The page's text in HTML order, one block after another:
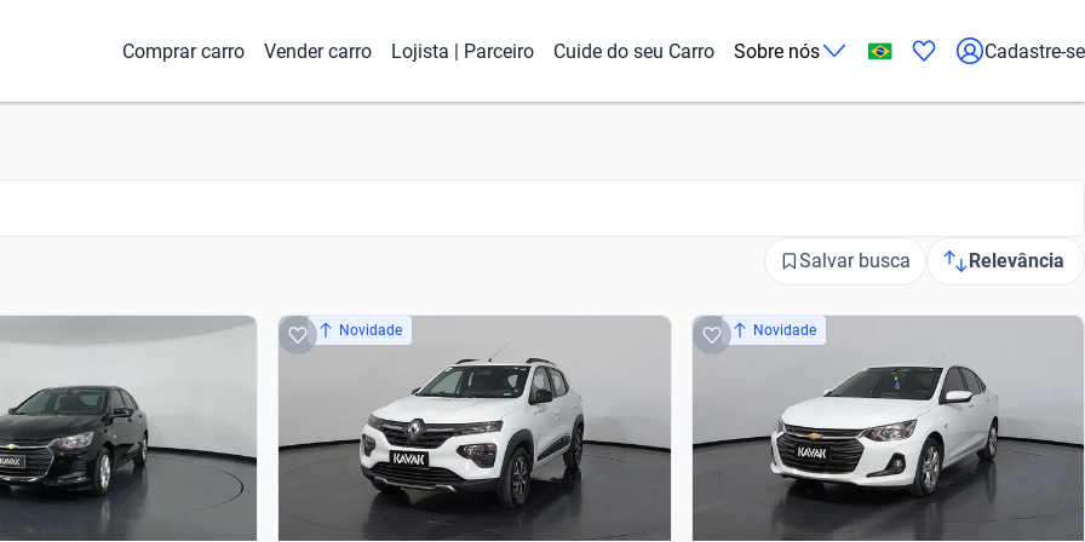
Comprar carro Vender carro Lojista | Parceiro Cuide do seu Carro Sobre nós Cadastre-se
Salvar busca Relevância
Novidade Novidade